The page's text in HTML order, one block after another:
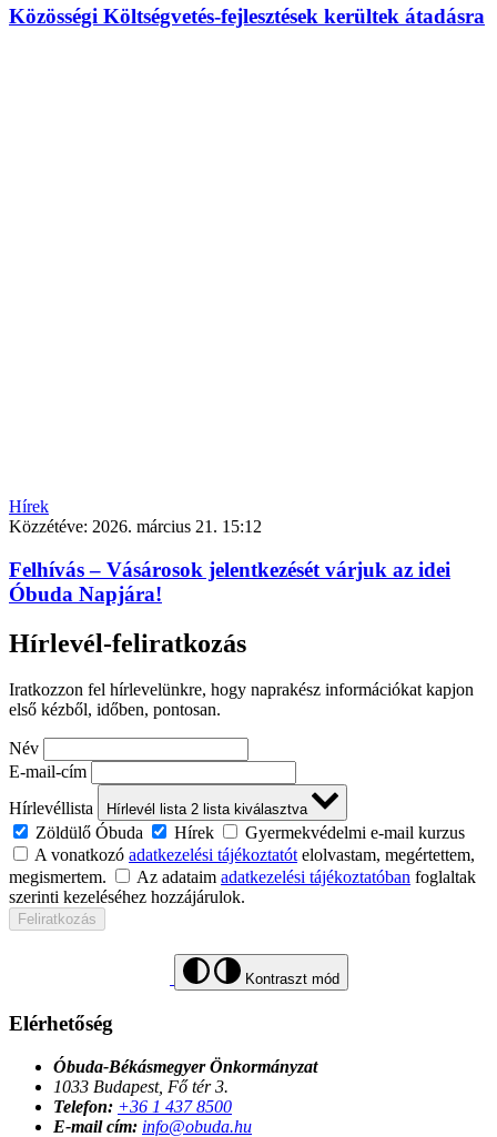
Közösségi Költségvetés-fejlesztések kerültek átadásra
Hírek
Közzétéve: 2026. március 21. 15:12
Felhívás – Vásárosok jelentkezését várjuk az idei
Óbuda Napjára!
Hírlevél-feliratkozás
Iratkozzon fel hírlevelünkre, hogy naprakész információkat kapjon
első kézből, időben, pontosan.
Név
E-mail-cím
Hírlevéllista
Hírlevél lista 2 lista kiválasztva
Zöldülő Óbuda Hírek
Gyermekvédelmi e-mail kurzus
A vonatkozó adatkezelési tájékoztatótelolvastam, megértettem,
megismertem.
Az adataim adatkezelési tájékoztatóban foglaltak
szerinti kezeléséhez hozzájárulok.
Feliratkozás
Kontraszt mód
Elérhetőség
Óbuda-Békásmegyer Önkormányzat
1033 Budapest, Fő tér 3.
Telefon: +36 1 437 8500
E-mail cím: info@obuda.hu